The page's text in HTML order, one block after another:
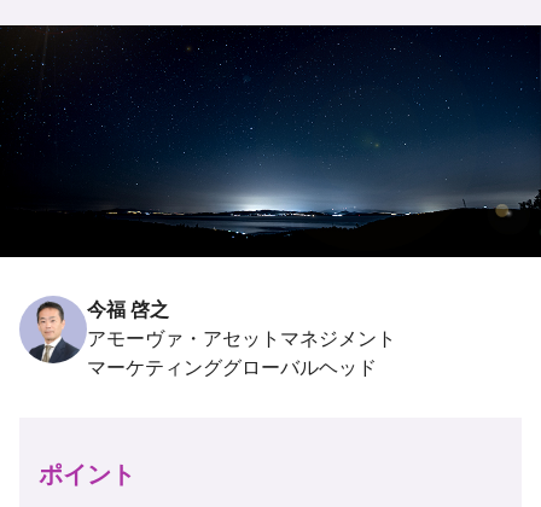
今福 啓之
アモーヴァ・アセットマネジメント
ポイント